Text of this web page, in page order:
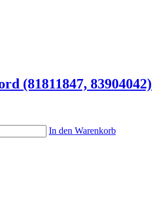
(81811847, 83904042)
In den Warenkorb